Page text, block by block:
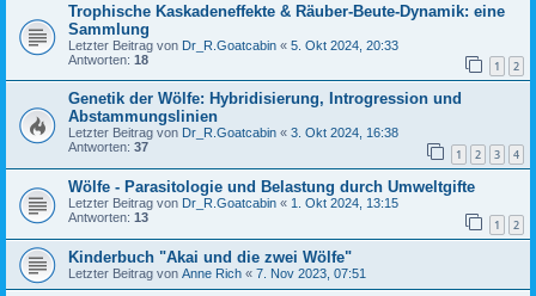
Trophische Kaskadeneffekte & Räuber-Beute-Dynamik: eine
Sammlung
Letzter Beitrag von Dr_R.Goatcabin « 5. Okt 2024, 20:33
Antworten: 18 1 2
Genetik der Wölfe: Hybridisierung, Introgression und
Abstammungslinien
Letzter Beitrag von Dr_R.Goatcabin « 3. Okt 2024, 16:38
Antworten: 37 1 2 3 4
Wölfe - Parasitologie und Belastung durch Umweltgifte
Letzter Beitrag von Dr_R.Goatcabin « 1. Okt 2024, 13:15
Antworten: 13 1 2
Kinderbuch "Akai und die zwei Wölfe"
Letzter Beitrag von Anne Rich « 7. Nov 2023, 07:51